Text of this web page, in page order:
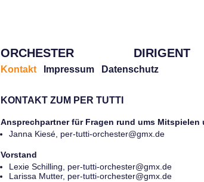
ORCHESTER DIRIGENT
Kontakt Impressum Datenschutz
KONTAKT ZUM PER TUTTI
Ansprechpartner für Fragen rund ums Mitspielen
Janna Kiesé, per-tutti-orchester@gmx.de
Vorstand
Lexie Schilling, per-tutti-orchester@gmx.de
Larissa Mutter, per-tutti-orchester@gmx.de